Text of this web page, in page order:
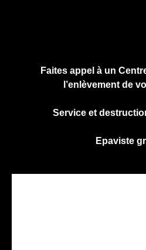
Faites appel à un
l’enlèvement de
Service et
Epaviste